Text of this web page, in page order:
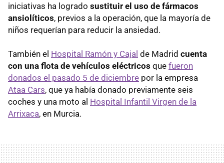
iniciativas ha logrado sustituir el uso de fármacos
ansiolíticos, previos a la operación, que la mayoría de
niños requerían para reducir la ansiedad.
También el Hospital Ramón y Cajal de Madrid cuenta
con una flota de vehículos eléctricos que fueron
donados el pasado 5 de diciembre por la empresa
Ataa Cars, que ya había donado previamente seis
coches y una moto al Hospital Infantil Virgen de la
Arrixaca, en Murcia.